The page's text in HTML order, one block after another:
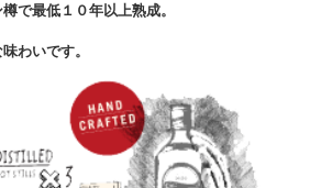
で最低１０年以上熟成。
わいです。